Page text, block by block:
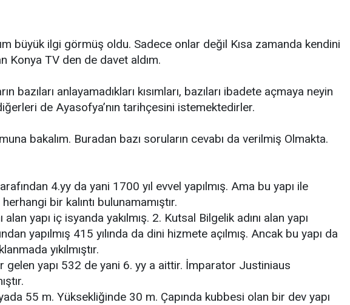
büyük ilgi görmüş oldu. Sadece onlar değil Kısa zamanda kendini
Konya TV den de davet aldım.
bazıları anlayamadıkları kısımları, bazıları ibadete açmaya neyin
de Ayasofya’nın tarihçesini istemektedirler.
bakalım. Buradan bazı soruların cevabı da verilmiş Olmakta.
4.yy da yani 1700 yıl evvel yapılmış. Ama bu yapı ile
bir kalıntı bulunamamıştır.
alan yapı iç isyanda yakılmış. 2. Kutsal Bilgelik adını alan yapı
yapılmış 415 yılında da dini hizmete açılmış. Ancak bu yapı da
yıkılmıştır.
gelen yapı 532 de yani 6. yy a aittir. İmparator Justiniaus
55 m. Yüksekliğinde 30 m. Çapında kubbesi olan bir dev yapı